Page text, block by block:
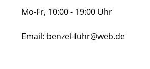
Mo-Fr, 10:00 - 19:00 Uhr
Email: benzel-fuhr@web.de